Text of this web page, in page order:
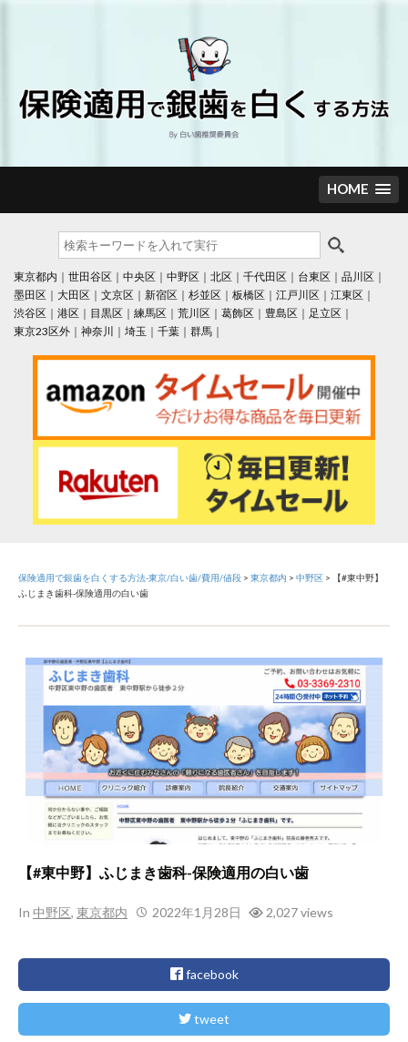
content
HOME
東京都内 世田谷区 中央区 中野区 北区 千代田区 台東区
品川区
墨田区
大田区 文京区 新宿区 杉並区 板橋区 江戸川区
江東区
渋谷区
港区 目黒区 練馬区 荒川区 葛飾区 豊島区
足立区
東京23区外
神奈川 埼玉 千葉 群馬
保険適用で銀歯を白くする方法-東京/白い歯/費用/値段 > 東京都内 > 中野区 >
【#東中野】
ふじまき歯科-保険適用の白い歯
【#東中野】ふじまき歯科-保険適用の白い歯
In 中野区, 東京都内 2022年1月28日 2,027 views
facebook
tweet